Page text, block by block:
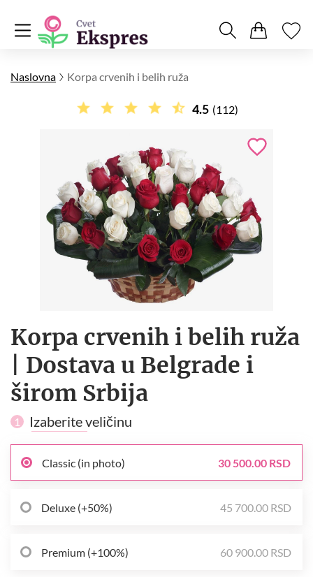
Naslovna Korpa crvenih i belih ruža
4.5 (112)
Korpa crvenih i belih ruža
| Dostava u Belgrade i
širom Srbija
1 Izaberite veličinu
Classic (in photo) 30 500.00 RSD
Deluxe (+50%) 45 700.00 RSD
Premium (+100%) 60 900.00 RSD